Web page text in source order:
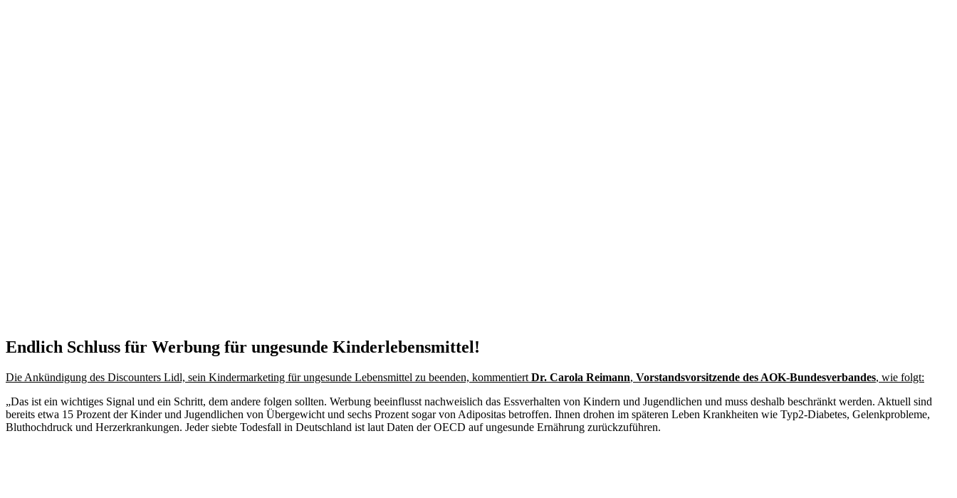
Endlich Schluss für Werbung für ungesunde Kinderlebensmittel!
Die Ankündigung des Discounters Lidl, sein Kindermarketing für ungesunde Lebensmittel zu beenden, kommentiert Dr. Carola Reimann, Vorstandsvorsitzende des AOK-Bundesverbandes, wie folgt:
„Das ist ein wichtiges Signal und ein Schritt, dem andere folgen sollten. Werbung beeinflusst nachweislich das Essverhalten von Kindern und Jugendlichen und muss deshalb beschränkt werden. Aktuell sind
bereits etwa 15 Prozent der Kinder und Jugendlichen von Übergewicht und sechs Prozent sogar von Adipositas betroffen. Ihnen drohen im späteren Leben Krankheiten wie Typ2-Diabetes, Gelenkprobleme,
Bluthochdruck und Herzerkrankungen. Jeder siebte Todesfall in Deutschland ist laut Daten der OECD auf ungesunde Ernährung zurückzuführen.